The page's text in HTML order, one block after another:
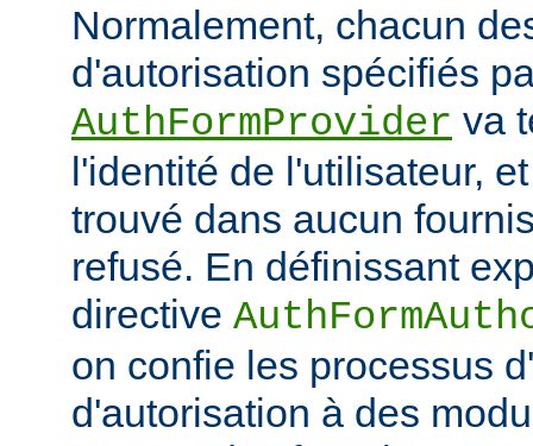
Normalement, chacun
d'autorisation spécifiés
AuthFormProvider va
l'identité de l'utilisateur,
trouvé dans aucun
refusé. En définissant
directive
on confie les processus
d'autorisation à des